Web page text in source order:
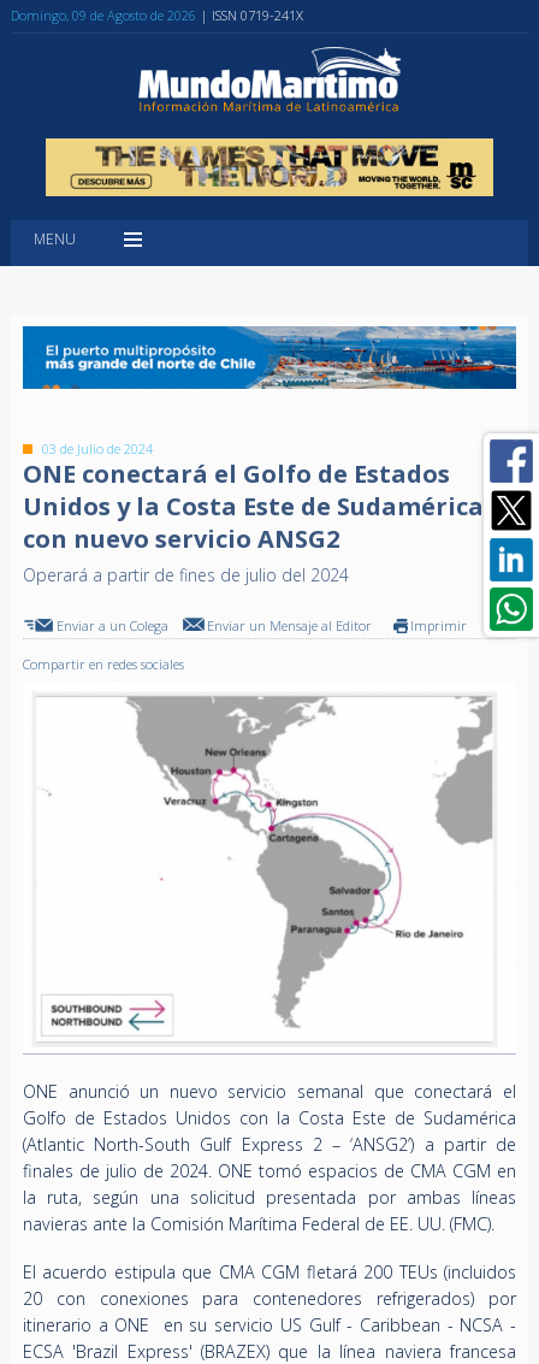
Domingo, 09 de Agosto de 2026 | ISSN 0719-241X
MENU
03 de Julio de 2024
ONE conectará el Golfo de Estados
Unidos y la Costa Este de Sudamérica
con nuevo servicio ANSG2
Operará a partir de fines de julio del 2024
Enviar a un Colega Enviar un Mensaje al Editor Imprimir
Compartir en redes sociales
ONE anunció un nuevo servicio semanal que conectará el
Golfo de Estados Unidos con la Costa Este de Sudamérica
(Atlantic North-South Gulf Express 2 – ‘ANSG2’) a partir de
finales de julio de 2024. ONE tomó espacios de CMA CGM en
la ruta, según una solicitud presentada por ambas líneas
navieras ante la Comisión Marítima Federal de EE. UU. (FMC).
El acuerdo estipula que CMA CGM fletará 200 TEUs (incluidos
20 con conexiones para contenedores refrigerados) por
itinerario a ONE en su servicio US Gulf - Caribbean - NCSA -
ECSA 'Brazil Express' (BRAZEX) que la línea naviera francesa